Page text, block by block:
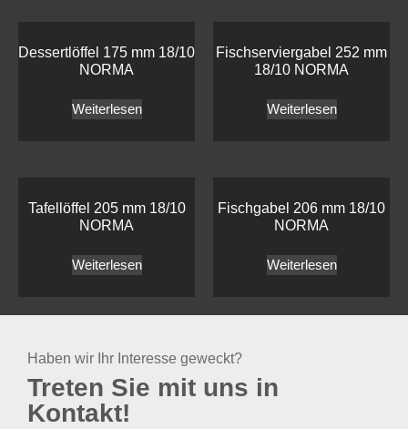
Dessertlöffel 175 mm 18/10
NORMA
Weiterlesen
Fischserviergabel 252 mm
18/10 NORMA
Weiterlesen
Tafellöffel 205 mm 18/10
NORMA
Weiterlesen
Fischgabel 206 mm 18/10
NORMA
Weiterlesen
Haben wir Ihr Interesse geweckt?
Treten Sie mit uns in
Kontakt!